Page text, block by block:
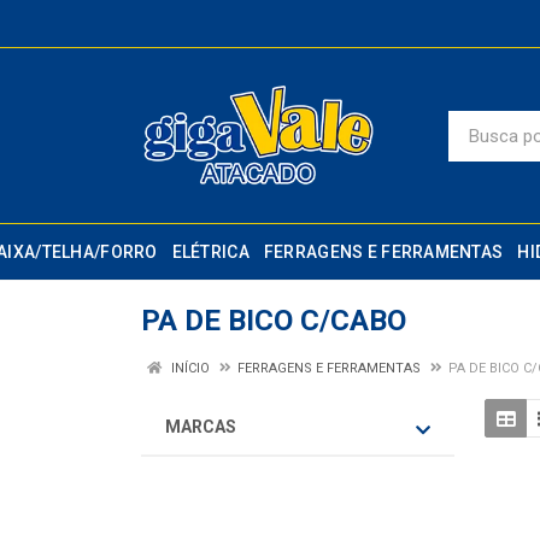
TELHA/FORRO ELÉTRICA FERRAGENS E FERRAMENTAS
PA DE BICO C/CABO
INÍCIO FERRAGENS E FERRAMENTAS PA DE BICO C/
MARCAS